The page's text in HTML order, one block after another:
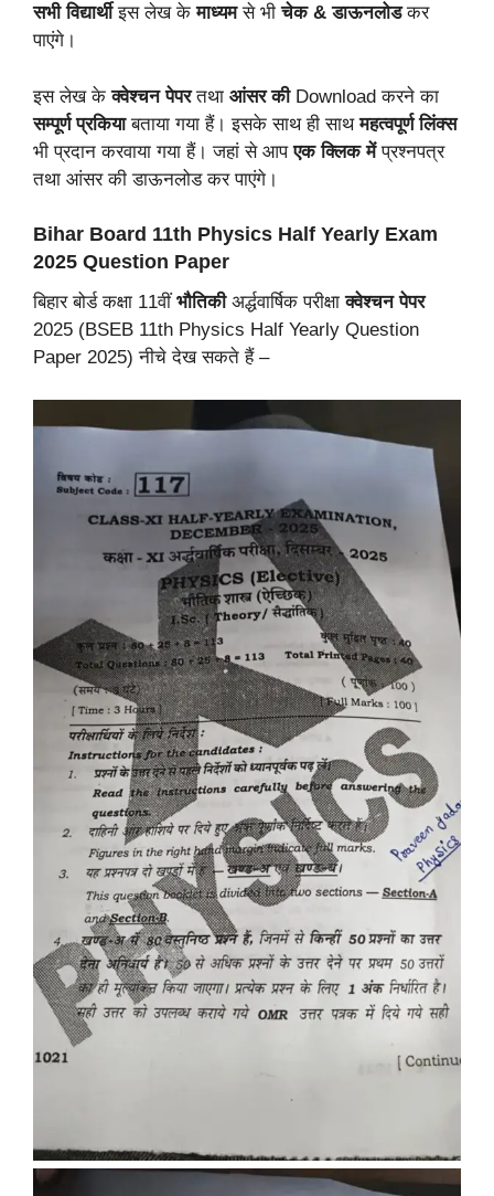
सभी विद्यार्थीइस लेख केमाध्यमसे भीचेक & डाऊनलोडकर
पाएंगे।
इस लेख केक्वेश्चन पेपरतथा आंसर की Download करने का
सम्पूर्ण प्रकियाबताया गया हैं। इसके साथ ही साथमहत्वपूर्ण लिंक्स
भी प्रदान करवाया गया हैं। जहां से आपएक क्लिक मेंप्रश्नपत्र
तथा आंसर की डाऊनलोड कर पाएंगे।
Bihar Board 11th Physics Half Yearly Exam
2025 Question Paper
बिहार बोर्ड कक्षा 11वीं भौतिकीअर्द्धवार्षिक परीक्षाक्वेश्चन पेपर
2025 (BSEB 11th Physics Half Yearly Question
Paper 2025) नीचे देख सकते हैं –